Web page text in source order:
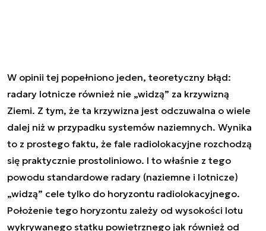
W opinii tej popełniono jeden, teoretyczny błąd:
radary lotnicze również nie „widzą” za krzywizną
Ziemi. Z tym, że ta krzywizna jest odczuwalna o wiele
dalej niż w przypadku systemów naziemnych. Wynika
to z prostego faktu, że fale radiolokacyjne rozchodzą
się praktycznie prostoliniowo. I to właśnie z tego
powodu standardowe radary (naziemne i lotnicze)
„widzą” cele tylko do horyzontu radiolokacyjnego.
Położenie tego horyzontu zależy od wysokości lotu
wykrywanego statku powietrznego jak również od